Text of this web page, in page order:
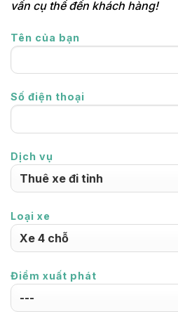
vấn cụ thể đến khách hàng!
Tên của bạn
Số điện thoại
Dịch vụ
Loại xe
Điểm xuất phát